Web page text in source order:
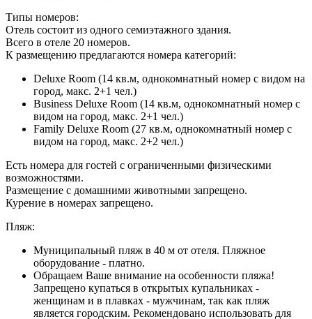
Типы номеров:
Отель состоит из одного семиэтажного здания.
Всего в отеле 20 номеров.
К размещению предлагаются номера категорий:
Deluxe Room (14 кв.м, однокомнатный номер с видом на
город, макс. 2+1 чел.)
Business Deluxe Room (14 кв.м, однокомнатный номер с
видом на город, макс. 2+1 чел.)
Family Deluxe Room (27 кв.м, однокомнатный номер с
видом на город, макс. 2+2 чел.)
Есть номера для гостей с ограниченными физическими
возможностями.
Размещение с домашними животными запрещено.
Курение в номерах запрещено.
Пляж:
Муниципальный пляж в 40 м от отеля. Пляжное
оборудование - платно.
Обращаем Ваше внимание на особенности пляжа!
Запрещено купаться в открытых купальниках -
женщинам и в плавках - мужчинам, так как пляж
является городским. Рекомендовано использовать для